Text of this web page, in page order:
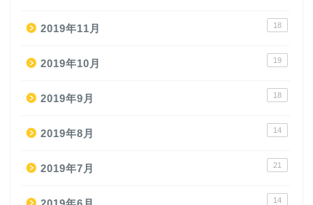
2019年11月 18
2019年10月 19
2019年9月 18
2019年8月 14
2019年7月 21
14